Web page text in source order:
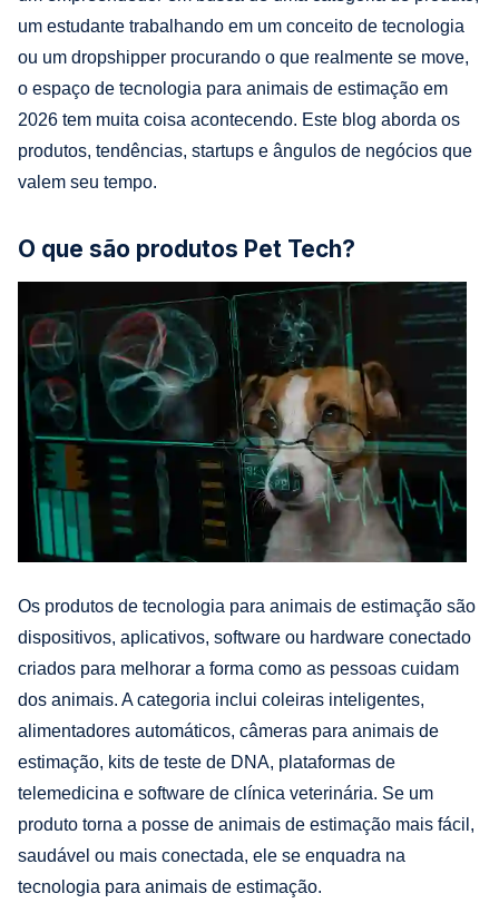
um estudante trabalhando em um conceito de tecnologia
ou um dropshipper procurando o que realmente se move,
o espaço de tecnologia para animais de estimação em
2026 tem muita coisa acontecendo. Este blog aborda os
produtos, tendências, startups e ângulos de negócios que
valem seu tempo.
O que são produtos Pet Tech?
Os produtos de tecnologia para animais de estimação são
dispositivos, aplicativos, software ou hardware conectado
criados para melhorar a forma como as pessoas cuidam
dos animais. A categoria inclui coleiras inteligentes,
alimentadores automáticos, câmeras para animais de
estimação, kits de teste de DNA, plataformas de
telemedicina e software de clínica veterinária. Se um
produto torna a posse de animais de estimação mais fácil,
saudável ou mais conectada, ele se enquadra na
tecnologia para animais de estimação.